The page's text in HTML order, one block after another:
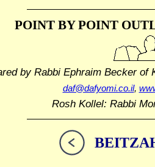
POINT BY POINT
by Rabbi Ephraim Beckerof
daf@dafyomi.co.il,
Rosh Kollel: Rabbi